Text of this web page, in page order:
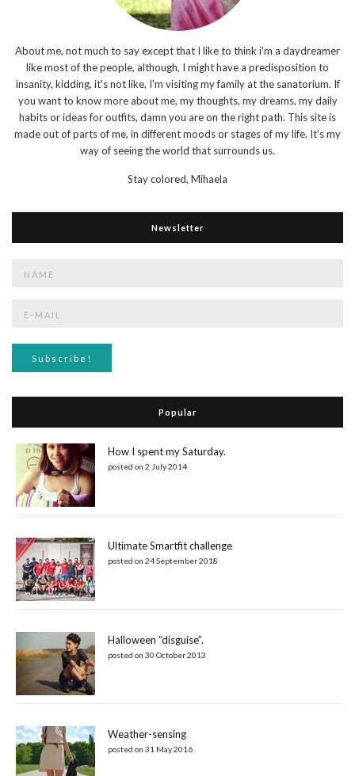
About me, not much to say except that I like to think i'm a daydreamer
like most of the people, although, I might have a predisposition to
insanity, kidding, it's not like, I'm visiting my family at the sanatorium. If
you want to know more about me, my thoughts, my dreams, my daily
habits or ideas for outfits, damn you are on the right path. This site is
made out of parts of me, in different moods or stages of my life. It's my
way of seeing the world that surrounds us.
Stay colored, Mihaela
Newsletter
Popular
How I spent my Saturday.
posted on 2 July 2014
Ultimate Smartfit challenge
posted on 24 September 2018
Halloween “disguise”.
posted on 30 October 2013
Weather-sensing
posted on 31 May 2016